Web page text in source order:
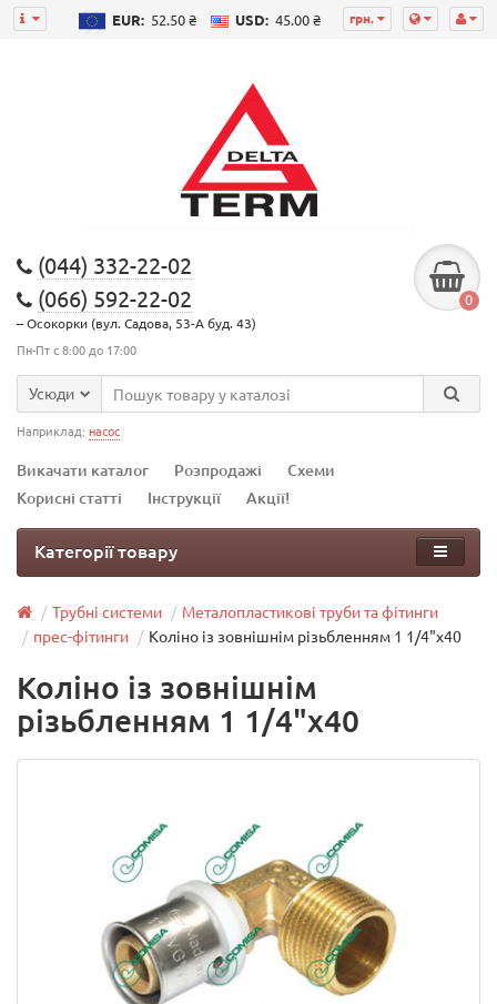
грн.
EUR: 52.50 ₴ USD: 45.00 ₴
(044) 332-22-02
(066) 592-22-02
– Осокорки (вул. Садова, 53-А буд. 43)
Пн-Пт с 8:00 до 17:00
0
Усюди
Наприклад: насос
Викачати каталог Розпродажі
Схеми
Корисні статті
Інструкції Акції!
Категорії товару
Трубні системи
Металопластикові труби та фітинги
прес-фітинги
Коліно із зовнішнім різьбленням 1 1/4"х40
Коліно із зовнішнім
різьбленням 1 1/4"х40